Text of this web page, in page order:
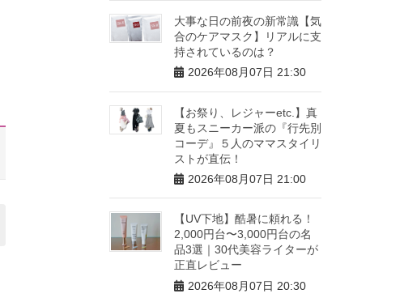
大事な日の前夜の新常識【気
合のケアマスク】リアルに支
持されているのは？
2026年08月07日 21:30
【お祭り、レジャーetc.】真
夏もスニーカー派の『行先別
コーデ』５人のママスタイリ
ストが直伝！
2026年08月07日 21:00
【UV下地】酷暑に頼れる！
2,000円台〜3,000円台の名
品3選｜30代美容ライターが
正直レビュー
2026年08月07日 20:30